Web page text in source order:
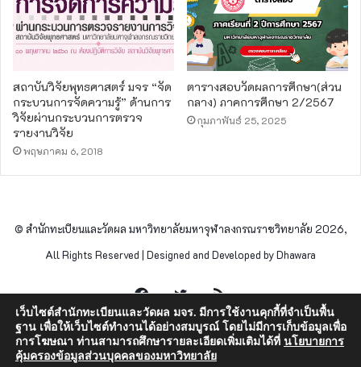
สถาบันวิจัยพุทธศาสตร์ มจร “จัด
กระบวนการจัดความรู้” ด้านการ
วิจัยผ่านกระบวนการตรวจ
รายงานวิจัย
พฤษภาคม 6, 2018
ตารางสอบวัดผลการศึกษา(ส่วน
กลาง) ภาคการศึกษา 2/2567
กุมภาพันธ์ 25, 2025
© สำนักทะเบียนและวัดผล มหาวิทยาลัยมหาจุฬาลงกรณราชวิทยาลัย 2026,
All Rights Reserved | Designed and Developed by Dhawara
FacebookTwitterRSS
เว็บไซต์สำนักทะเบียนและวัดผล มจร. มีการใช้งานคุกกี้ที่จำเป็นพื้น
ฐาน เพื่อให้เว็บไซต์ทำงานได้อย่างสมบูรณ์ โดยไม่มีการเก็บข้อมูลเพื่อ
การโฆษณา ท่านสามารถศึกษารายละเอียดเพิ่มเติมได้ที่ นโยบายการ
คุ้มครองข้อมูลส่วนบุคคลของมหาวิทยาลัย